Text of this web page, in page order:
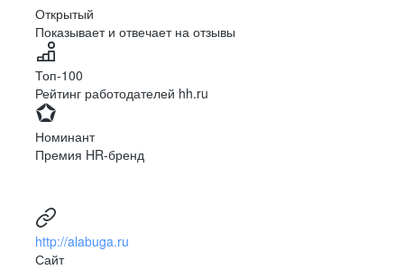
Вера в дело
Уверенность в перспективах развития российской
Амбиции приобретают силу, когда за ними стоит
понимание, ради чего мы растём
Открытый
Показывает и отвечает на отзывы
Топ-100
Рейтинг работодателей hh.ru
Номинант
Премия HR-бренд
http://alabuga.ru
Сайт